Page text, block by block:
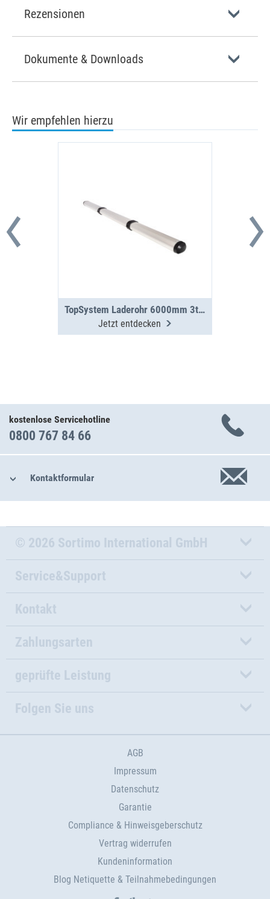
Rezensionen
Dokumente & Downloads
Wir empfehlen hierzu
TopSystem Laderohr 6000mm 3teilig
Jetzt entdecken
kostenlose Servicehotline
0800 767 84 66
Kontaktformular
© 2026 Sortimo International GmbH
Service&Support
Kontakt
Zahlungsarten
geprüfte Leistung
Folgen Sie uns
AGB
Impressum
Datenschutz
Garantie
Compliance & Hinweisgeberschutz
Vertrag widerrufen
Kundeninformation
Blog Netiquette & Teilnahmebedingungen